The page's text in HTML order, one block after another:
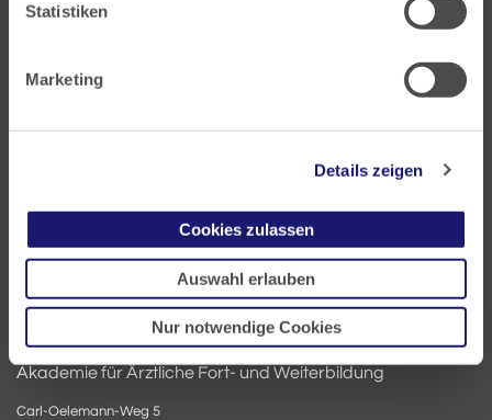
Statistiken
Marketing
Details zeigen
Cookies zulassen
Auswahl erlauben
Nur notwendige Cookies
60335 Frankfurt
Akademie für Ärztliche Fort- und Weiterbildung
Carl-Oelemann-Weg 5